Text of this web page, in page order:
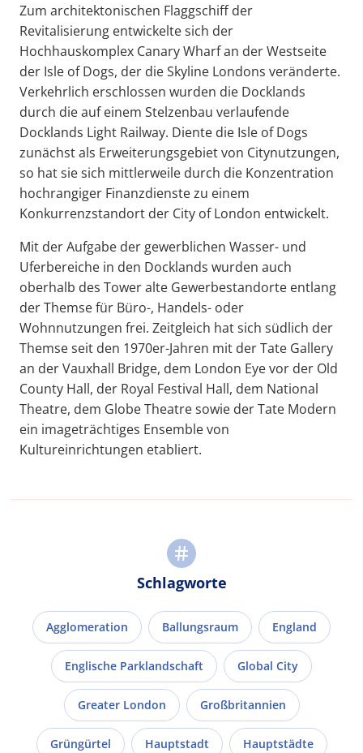
Zum architektonischen Flaggschiff der
Revitalisierung entwickelte sich der
Hochhauskomplex Canary Wharf an der Westseite
der Isle of Dogs, der die Skyline Londons veränderte.
Verkehrlich erschlossen wurden die Docklands
durch die auf einem Stelzenbau verlaufende
Docklands Light Railway. Diente die Isle of Dogs
zunächst als Erweiterungsgebiet von Citynutzungen,
so hat sie sich mittlerweile durch die Konzentration
hochrangiger Finanzdienste zu einem
Konkurrenzstandort der City of London entwickelt.
Mit der Aufgabe der gewerblichen Wasser- und
Uferbereiche in den Docklands wurden auch
oberhalb des Tower alte Gewerbestandorte entlang
der Themse für Büro-, Handels- oder
Wohnnutzungen frei. Zeitgleich hat sich südlich der
Themse seit den 1970er-Jahren mit der Tate Gallery
an der Vauxhall Bridge, dem London Eye vor der Old
County Hall, der Royal Festival Hall, dem National
Theatre, dem Globe Theatre sowie der Tate Modern
ein imageträchtiges Ensemble von
Kultureinrichtungen etabliert.
Schlagworte
Agglomeration Ballungsraum England
Englische Parklandschaft Global City
Greater London Großbritannien
Grüngürtel Hauptstadt Hauptstädte